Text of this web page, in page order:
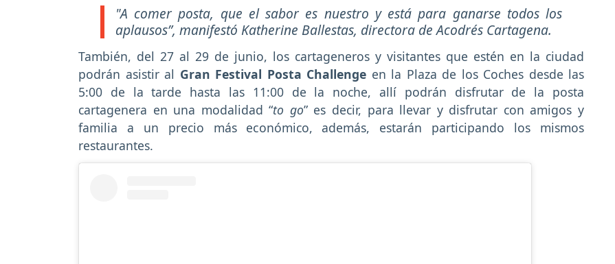
"A comer posta, que el sabor es nuestro y está para ganarse todos los
aplausos”, manifestó Katherine Ballestas, directora de Acodrés Cartagena.
También, del 27 al 29 de junio, los cartageneros y visitantes que estén en la ciudad
podrán asistir al Gran Festival Posta Challenge en la Plaza de los Coches desde las
5:00 de la tarde hasta las 11:00 de la noche, allí podrán disfrutar de la posta
cartagenera en una modalidad “to go” es decir, para llevar y disfrutar con amigos y
familia a un precio más económico, además, estarán participando los mismos
restaurantes.